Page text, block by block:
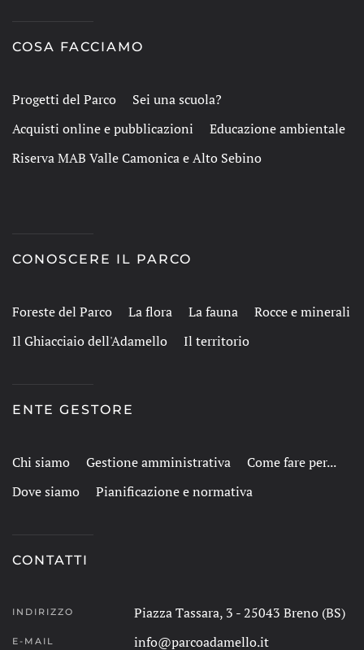
COSA FACCIAMO
Progetti del Parco
Sei una scuola?
Acquisti online e pubblicazioni
Educazione ambientale
Riserva MAB Valle Camonica e Alto Sebino
CONOSCERE IL PARCO
Foreste del Parco La flora La fauna
Rocce e minerali
Il Ghiacciaio dell'Adamello
Il territorio
ENTE GESTORE
Chi siamo Gestione amministrativa
Come fare per...
Dove siamo
Pianificazione e normativa
CONTATTI
INDIRIZZO Piazza Tassara, 3 - 25043 Breno (BS)
E-MAIL info@parcoadamello.it